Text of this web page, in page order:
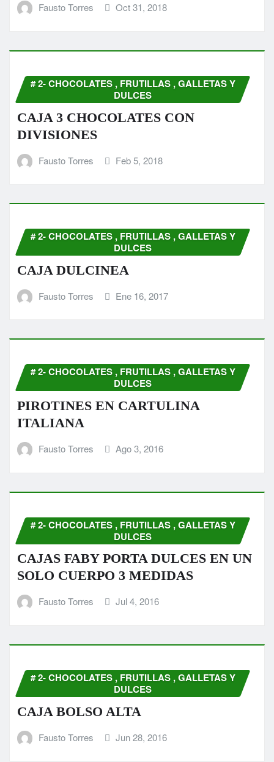
Fausto Torres Oct 31, 2018
# 2- CHOCOLATES , FRUTILLAS , GALLETAS Y
DULCES
CAJA 3 CHOCOLATES CON
DIVISIONES
Fausto Torres Feb 5, 2018
# 2- CHOCOLATES , FRUTILLAS , GALLETAS Y
DULCES
CAJA DULCINEA
Fausto Torres Ene 16, 2017
# 2- CHOCOLATES , FRUTILLAS , GALLETAS Y
DULCES
PIROTINES EN CARTULINA
ITALIANA
Fausto Torres Ago 3, 2016
# 2- CHOCOLATES , FRUTILLAS , GALLETAS Y
DULCES
CAJAS FABY PORTA DULCES EN UN
SOLO CUERPO 3 MEDIDAS
Fausto Torres Jul 4, 2016
# 2- CHOCOLATES , FRUTILLAS , GALLETAS Y
DULCES
CAJA BOLSO ALTA
Fausto Torres Jun 28, 2016